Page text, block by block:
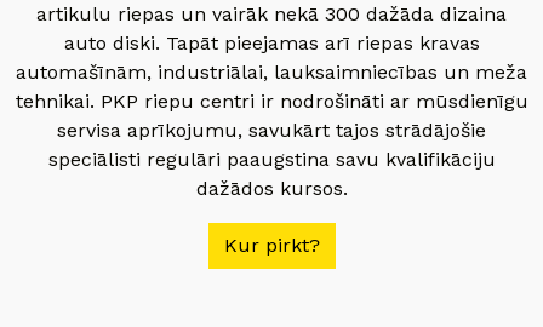
artikulu riepas un vairāk nekā 300 dažāda dizaina
auto diski. Tapāt pieejamas arī riepas kravas
automašīnām, industriālai, lauksaimniecības un meža
tehnikai. PKP riepu centri ir nodrošināti ar mūsdienīgu
servisa aprīkojumu, savukārt tajos strādājošie
speciālisti regulāri paaugstina savu kvalifikāciju
dažādos kursos.
Kur pirkt?